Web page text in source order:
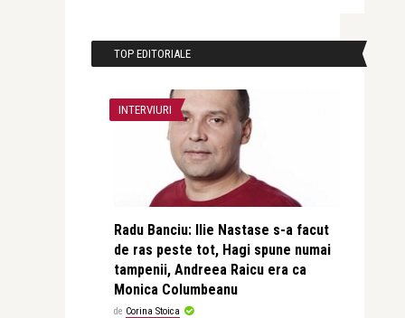
TOP EDITORIALE
INTERVIURI
Radu Banciu: Ilie Nastase s-a facut
de ras peste tot, Hagi spune numai
tampenii, Andreea Raicu era ca
Monica Columbeanu
de Corina Stoica